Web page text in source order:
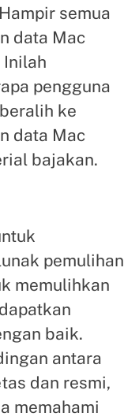
semua
data Mac
Inilah
pengguna
ke
data Mac
bajakan.
pemulihan
memulihkan
baik.
antara
dan resmi,
memahami